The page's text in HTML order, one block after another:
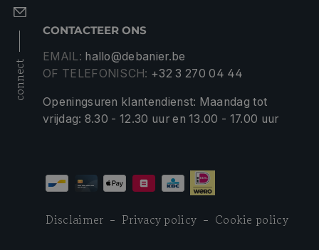
connect
CONTACTEER ONS
EMAIL: hallo@debanier.be
OF TELEFONISCH: +32 3 270 04 44
Openingsuren klantendienst: Maandag tot
vrijdag: 8.30 - 12.30 uur en 13.00 - 17.00 uur
Disclaimer Privacy policy Cookie policy